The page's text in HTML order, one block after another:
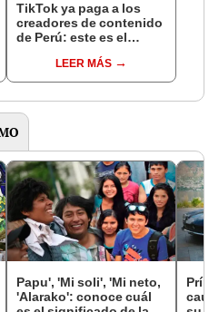
TikTok ya paga a los
creadores de contenido
de Perú: este es el
llegar a cobrar por 1.000
vistas
LEER MÁS
Papu', 'Mi soli', 'Mi neto,
'Alarako': conoce cuál